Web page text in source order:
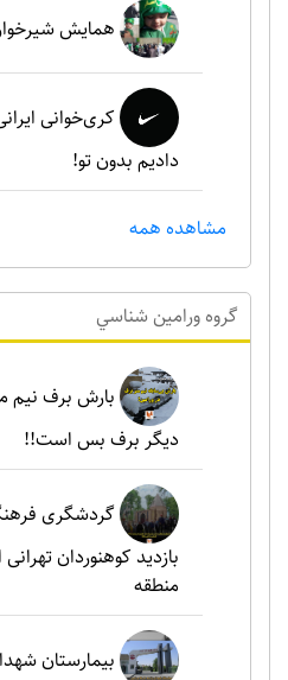
همایش
کری‌خوانی
دادیم بدون تو!
مشاهده همه
گروه ورامين شناسي
بارش برف نیم
دیگر برف بس است!!
گردشگری
بازدید کوهنوردان
منطقه
بیمارستان شهدای 15 خرداد